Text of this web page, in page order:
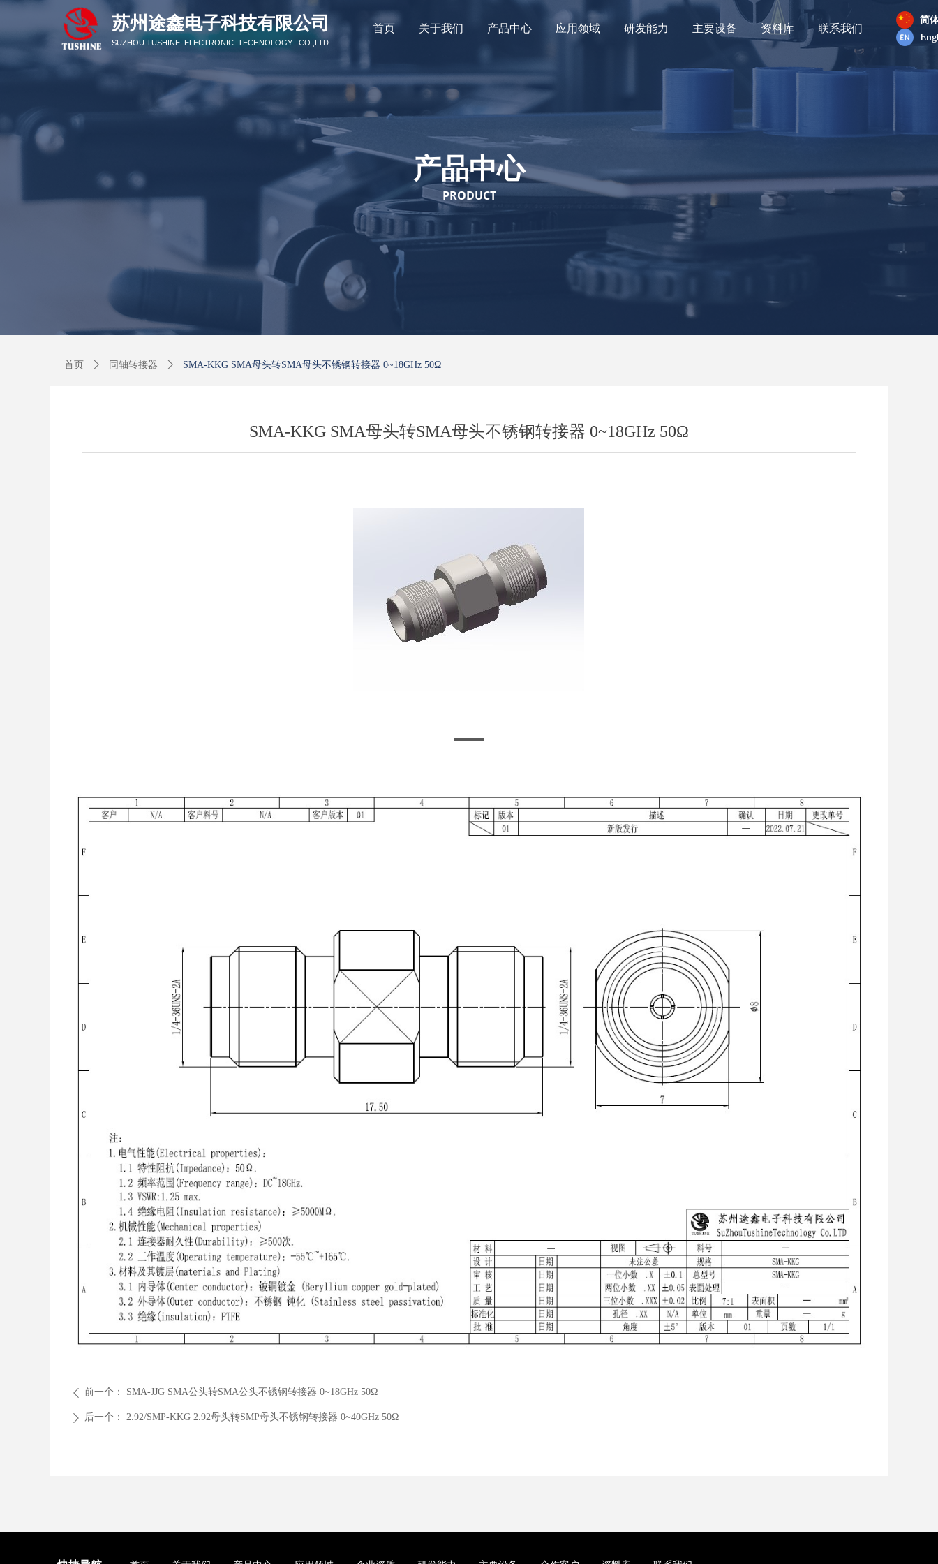
苏州途鑫电子科技有限公司
SUZHOU TUSHINE ELECTRONIC TECHNOLOGY CO.,LTD
首页 关于我们 产品中心 应用领域 研发能力 主要设备 资料库 联系我们
简
首页 ꄲ 同轴转接器 ꄲ SMA-KKG SMA母头转SMA母头不锈钢转接器 0~18GHz 50Ω
SMA-KKG SMA母头转SMA母头不锈钢转接器 0~18GHz 50Ω
ꄴ 前一个： SMA-JJG SMA公头转SMA公头不锈钢转接器 0~18GHz 50Ω
ꄲ 后一个： 2.92/SMP-KKG 2.92母头转SMP母头不锈钢转接器 0~40GHz 50Ω
产品中心
PRODUCT